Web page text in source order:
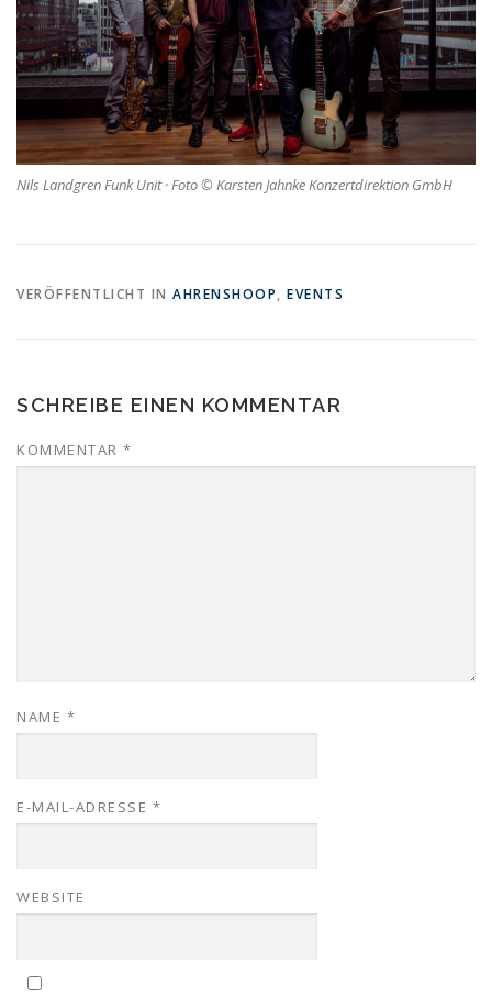
Nils Landgren Funk Unit · Foto © Karsten Jahnke Konzertdirektion GmbH
VERÖFFENTLICHT IN AHRENSHOOP, EVENTS
SCHREIBE EINEN KOMMENTAR
KOMMENTAR *
NAME *
E-MAIL-ADRESSE *
WEBSITE